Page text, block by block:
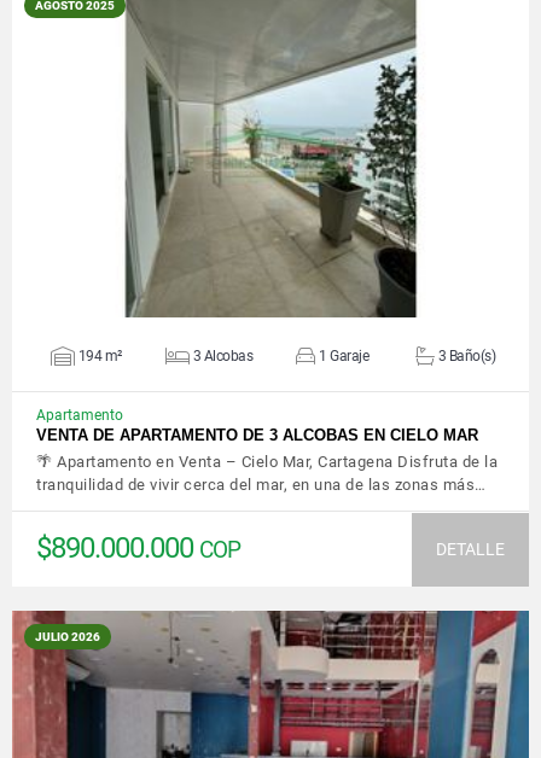
AGOSTO 2025
VER DETALLES
194 m² 3 Alcobas 1 Garaje 3 Baño(s)
Apartamento
VENTA DE APARTAMENTO DE 3 ALCOBAS EN CIELO MAR
🌴 Apartamento en Venta – Cielo Mar, Cartagena Disfruta de la
tranquilidad de vivir cerca del mar, en una de las zonas más…
$890.000.000 COP DETALLE
JULIO 2026